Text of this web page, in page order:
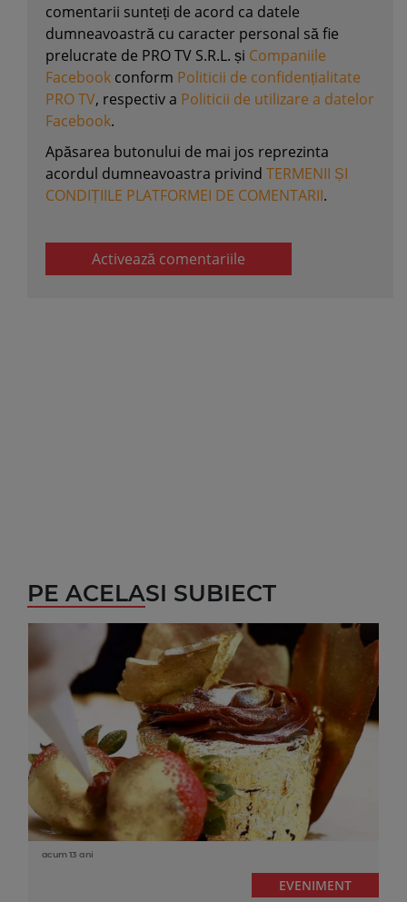
comentarii sunteți de acord ca datele
dumneavoastră cu caracter personal să fie
prelucrate de PRO TV S.R.L. și Companiile
Facebook conform Politicii de confidențialitate
PRO TV, respectiv a Politicii de utilizare a datelor
Facebook.
Apăsarea butonului de mai jos reprezinta
acordul dumneavoastra privind TERMENII ȘI
CONDIȚIILE PLATFORMEI DE COMENTARII.
Activează comentariile
PE ACELASI SUBIECT
acum 13 ani
EVENIMENT